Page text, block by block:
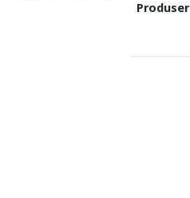
Produser